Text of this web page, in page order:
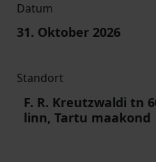
Datum
31. Oktober 2026
Standort
F. R. Kreutzwaldi tn
linn, Tartu maakond